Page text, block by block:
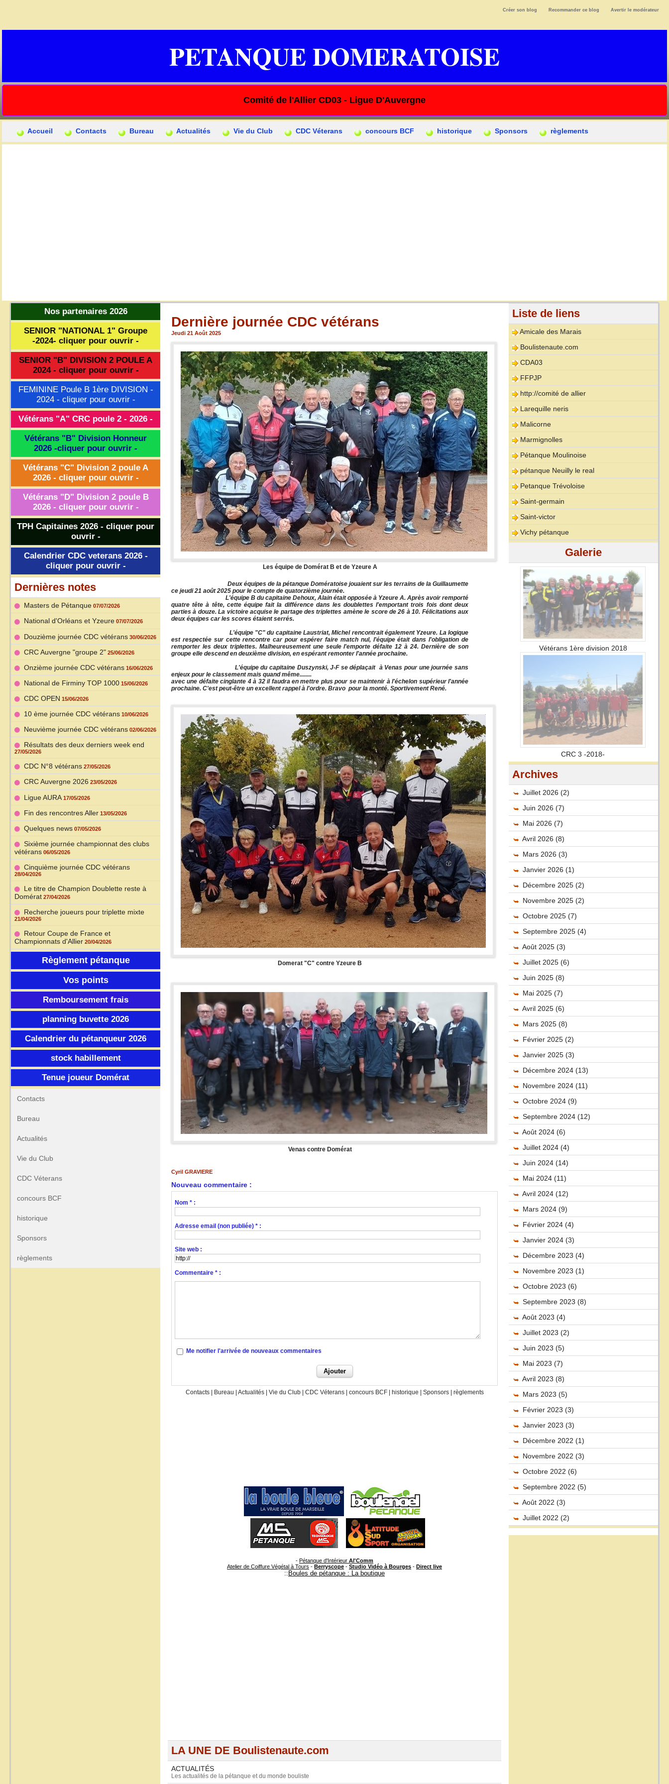
Créer son blog Recommander ce blog Avertir le modérateur
PETANQUE DOMERATOISE
Comité de l'Allier CD03 - Ligue D'Auvergne
Accueil Contacts Bureau Actualités Vie du Club CDC Véterans concours BCF historique Sponsors règlements
Nos partenaires 2026
SENIOR "NATIONAL 1" Groupe
-2024- cliquer pour ouvrir -
SENIOR "B" DIVISION 2 POULE A
2024 - cliquer pour ouvrir -
FEMININE Poule B 1ère DIVISION -
2024 - cliquer pour ouvrir -
Vétérans "A" CRC poule 2 - 2026 -
Vétérans "B" Division Honneur
2026 -cliquer pour ouvrir -
Vétérans "C" Division 2 poule A
2026 - cliquer pour ouvrir -
Vétérans "D" Division 2 poule B
2026 - cliquer pour ouvrir -
TPH Capitaines 2026 - cliquer pour
ouvrir -
Calendrier CDC veterans 2026 -
cliquer pour ouvrir -
Dernières notes
Masters de Pétanque 07/07/2026
National d'Orléans et Yzeure 07/07/2026
Douzième journée CDC vétérans 30/06/2026
CRC Auvergne "groupe 2" 25/06/2026
Onzième journée CDC vétérans 16/06/2026
National de Firminy TOP 1000 15/06/2026
CDC OPEN 15/06/2026
10 ème journée CDC vétérans 10/06/2026
Neuvième journée CDC vétérans 02/06/2026
Résultats des deux derniers week end
27/05/2026
CDC N°8 vétérans 27/05/2026
CRC Auvergne 2026 23/05/2026
Ligue AURA 17/05/2026
Fin des rencontres Aller 13/05/2026
Quelques news 07/05/2026
Sixième journée championnat des clubs
vétérans 06/05/2026
Cinquième journée CDC vétérans
28/04/2026
Le titre de Champion Doublette reste à
Domérat 27/04/2026
Recherche joueurs pour triplette mixte
21/04/2026
Retour Coupe de France et
Championnats d'Allier 20/04/2026
Règlement pétanque
Vos points
Remboursement frais
planning buvette 2026
Calendrier du pétanqueur 2026
stock habillement
Tenue joueur Domérat
Contacts
Bureau
Actualités
Vie du Club
CDC Véterans
concours BCF
historique
Sponsors
règlements
Dernière journée CDC vétérans
Jeudi 21 Août 2025
Les équipe de Domérat B et de Yzeure A
Deux équipes de la pétanque Domératoise jouaient sur les terrains de la Guillaumette
ce jeudi 21 août 2025 pour le compte de quatorzième journée.
L'équipe B du capitaine Dehoux, Alain était opposée à Yzeure A. Après avoir remporté
quatre tête à tête, cette équipe fait la différence dans les doublettes l'emportant trois fois dont deux
parties à douze. La victoire acquise le partage des triplettes amène le score de 26 à 10. Félicitations aux
deux équipes car les scores étaient serrés.
L'équipe "C" du capitaine Laustriat, Michel rencontrait également Yzeure. La logique
est respectée sur cette rencontre car pour espérer faire match nul, l'équipe était dans l'obligation de
remporter les deux triplettes. Malheureusement une seule l'emporte défaite 12 à 24. Dernière de son
groupe elle descend en deuxième division, en espérant remonter l'année prochaine.
L'équipe du capitaine Duszynski, J-F se déplaçait à Venas pour une journée sans
enjeux pour le classement mais quand même........
avec une défaite cinglante 4 à 32 il faudra en mettre plus pour se maintenir à l'échelon supérieur l'année
prochaine. C'est peut-être un excellent rappel à l'ordre. Bravo pour la monté. Sportivement René.
Domerat "C" contre Yzeure B
Venas contre Domérat
Cyril GRAVIERE
Nouveau commentaire :
Nom * :
Adresse email (non publiée) * :
Site web :
Commentaire * :
Me notifier l'arrivée de nouveaux commentaires
Contacts Bureau Actualités Vie du Club CDC Véterans concours BCF historique Sponsors règlements
- Pétanque d'Intérieur Al'Comm
Atelier de Coiffure Végétal à Tours - Berryscope - Studio Vidéo à Bourges - Direct live
:: Boules de pétanque : La boutique
LA UNE DE Boulistenaute.com
ACTUALITÉS
Les actualités de la pétanque et du monde bouliste
Liste de liens
Amicale des Marais
Boulistenaute.com
CDA03
FFPJP
http://comité de allier
Larequille neris
Malicorne
Marmignolles
Pétanque Moulinoise
pétanque Neuilly le real
Petanque Trévoloise
Saint-germain
Saint-victor
Vichy pétanque
Galerie
Vétérans 1ère division 2018
CRC 3 -2018-
Archives
Juillet 2026 (2)
Juin 2026 (7)
Mai 2026 (7)
Avril 2026 (8)
Mars 2026 (3)
Janvier 2026 (1)
Décembre 2025 (2)
Novembre 2025 (2)
Octobre 2025 (7)
Septembre 2025 (4)
Août 2025 (3)
Juillet 2025 (6)
Juin 2025 (8)
Mai 2025 (7)
Avril 2025 (6)
Mars 2025 (8)
Février 2025 (2)
Janvier 2025 (3)
Décembre 2024 (13)
Novembre 2024 (11)
Octobre 2024 (9)
Septembre 2024 (12)
Août 2024 (6)
Juillet 2024 (4)
Juin 2024 (14)
Mai 2024 (11)
Avril 2024 (12)
Mars 2024 (9)
Février 2024 (4)
Janvier 2024 (3)
Décembre 2023 (4)
Novembre 2023 (1)
Octobre 2023 (6)
Septembre 2023 (8)
Août 2023 (4)
Juillet 2023 (2)
Juin 2023 (5)
Mai 2023 (7)
Avril 2023 (8)
Mars 2023 (5)
Février 2023 (3)
Janvier 2023 (3)
Décembre 2022 (1)
Novembre 2022 (3)
Octobre 2022 (6)
Septembre 2022 (5)
Août 2022 (3)
Juillet 2022 (2)